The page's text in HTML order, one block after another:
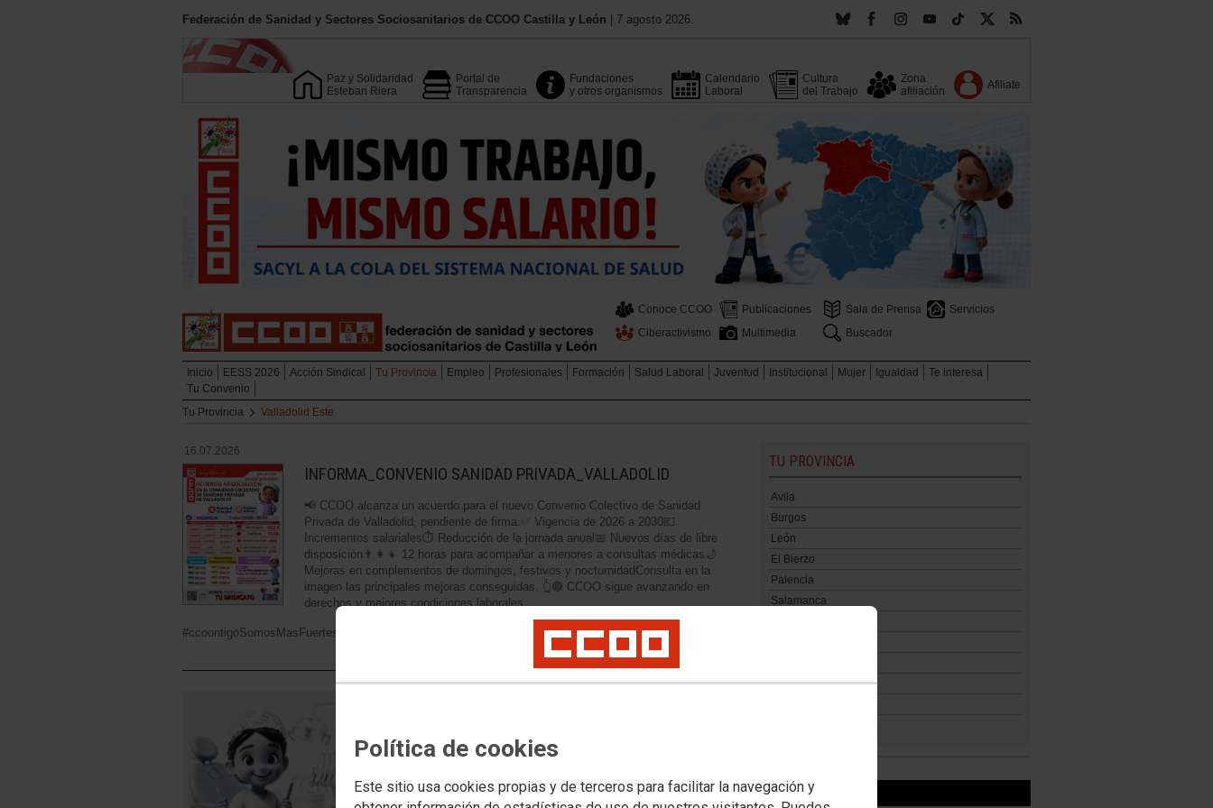
Política de cookies
Este sitio usa cookies propias y de terceros para facilitar la navegación y
Federación de Sanidad y Sectores Sociosanitarios de CCOO Castilla y León | 7 agosto 2026.
Paz y Solidaridad
Esteban Riera
Portal de
Transparencia
Fundaciones
y otros organismos
Calendario
Laboral
Cultura
del Trabajo
Zona
afiliación
Afiliate
Conoce CCOO Publicaciones Sala de Prensa
Servicios
Ciberactivismo
Multimedia Buscador
Inicio EESS 2026 Acción Sindical Tu Provincia Empleo Profesionales Formación Salud Laboral Juventud Institucional Mujer Igualdad
Te interesa
Tu Convenio
Tu Provincia
Valladolid Este
16.07.2026
INFORMA_CONVENIO SANIDAD PRIVADA_VALLADOLID
📢 CCOO alcanza un acuerdo para el nuevo Convenio Colectivo de Sanidad
Privada de Valladolid, pendiente de firma.✅ Vigencia de 2026 a 2030💶
Incrementos salariales⏱️ Reducción de la jornada anual📅 Nuevos días de libre
disposición👨‍👩‍👧 12 horas para acompañar a menores a consultas médicas🌙
Mejoras en complementos de domingos, festivos y nocturnidadConsulta en la
imagen las principales mejoras conseguidas. 👆🔴 CCOO sigue avanzando en
derechos y mejores condiciones laborales.
#ccoontigoSomosMasFuertes
Publicado el nuevo
Convenio Colectivo de
Clínicas Dentales de
TU PROVINCIA
Avila
Burgos
León
El Bierzo
Palencia
Salamanca
Valladolid Oeste
FACEBOOK